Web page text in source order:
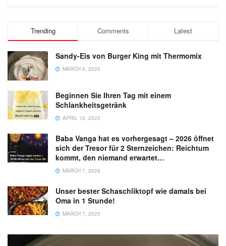
Trending Comments Latest
Sandy-Eis von Burger King mit Thermomix
MARCH 5, 2025
Beginnen Sie Ihren Tag mit einem
Schlankheitsgetränk
APRIL 12, 2025
Baba Vanga hat es vorhergesagt – 2026 öffnet
sich der Tresor für 2 Sternzeichen: Reichtum
kommt, den niemand erwartet…
MARCH 7, 2026
Unser bester Schaschliktopf wie damals bei
Oma in 1 Stunde!
MARCH 7, 2025